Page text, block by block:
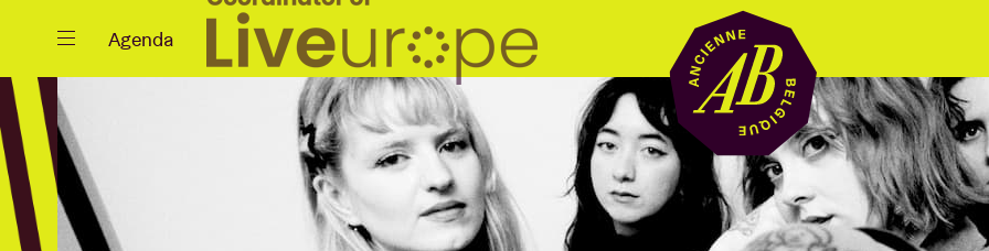
Fermer
Agenda
Location de
Agenda